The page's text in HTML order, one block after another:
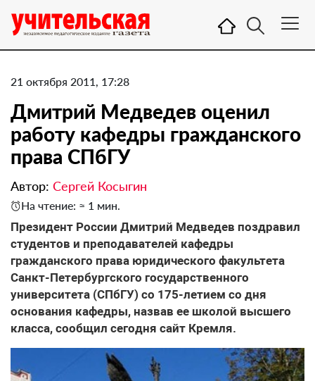
21 октября 2011, 17:28
Дмитрий Медведев оценил
работу кафедры гражданского
права СПбГУ
Автор: Сергей Косыгин
На чтение: ≈ 1 мин.
Президент России Дмитрий Медведев поздравил
студентов и преподавателей кафедры
гражданского права юридического факультета
Санкт-Петербургского государственного
университета (СПбГУ) со 175-летием со дня
основания кафедры, назвав ее школой высшего
класса, сообщил сегодня сайт Кремля.